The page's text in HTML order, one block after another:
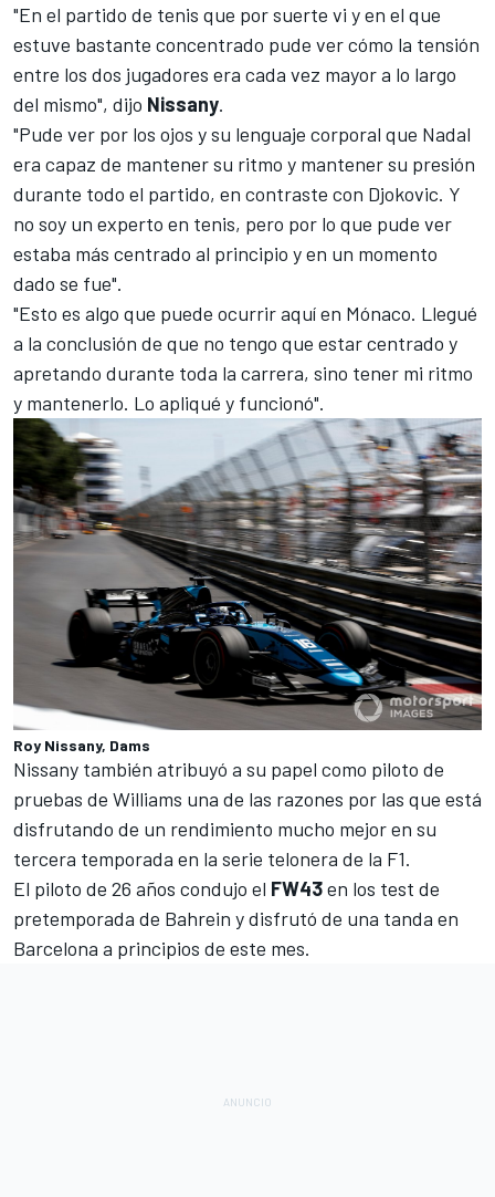
"En el partido de tenis que por suerte vi y en el que
estuve bastante concentrado pude ver cómo la tensión
entre los dos jugadores era cada vez mayor a lo largo
del mismo", dijo Nissany.
"Pude ver por los ojos y su lenguaje corporal que Nadal
era capaz de mantener su ritmo y mantener su presión
durante todo el partido, en contraste con Djokovic. Y
no soy un experto en tenis, pero por lo que pude ver
estaba más centrado al principio y en un momento
dado se fue".
"Esto es algo que puede ocurrir aquí en Mónaco. Llegué
a la conclusión de que no tengo que estar centrado y
apretando durante toda la carrera, sino tener mi ritmo
y mantenerlo. Lo apliqué y funcionó".
Roy Nissany, Dams
Nissany también atribuyó a su papel como piloto de
pruebas de Williams una de las razones por las que está
disfrutando de un rendimiento mucho mejor en su
tercera temporada en la serie telonera de la F1.
El piloto de 26 años condujo el FW43en los test de
pretemporada de Bahrein y disfrutó de una tanda en
Barcelona a principios de este mes.